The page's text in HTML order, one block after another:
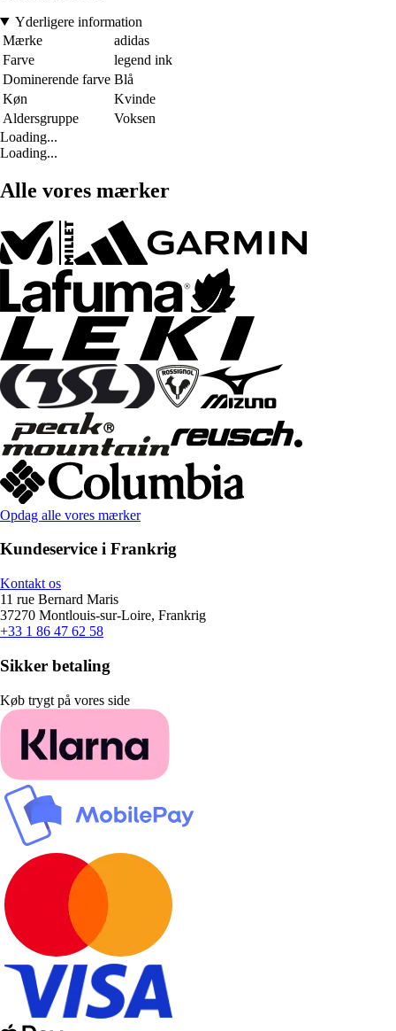
Yderligere information
Mærke
adidas
Farve
legend ink
Dominerende farve Blå
Køn
Kvinde
Aldersgruppe
Voksen
Loading...
Loading...
Alle vores mærker
Opdag alle vores mærker
Kundeservice i Frankrig
Kontakt os
11 rue Bernard Maris
37270 Montlouis-sur-Loire, Frankrig
+33 1 86 47 62 58
Sikker betaling
Køb trygt på vores side